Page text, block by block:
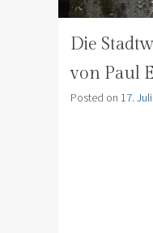
Die
von Paul
Posted on 17.